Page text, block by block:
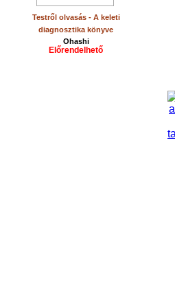
Testről olvasás - A keleti
diagnosztika könyve
Ohashi
Előrendelhető